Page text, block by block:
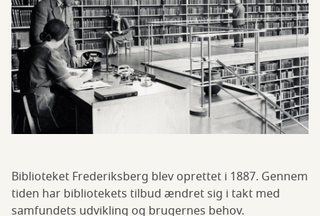
Biblioteket Frederiksberg blev oprettet i 1887. Gennem
tiden har bibliotekets tilbud ændret sig i takt med
samfundets udvikling og brugernes behov.